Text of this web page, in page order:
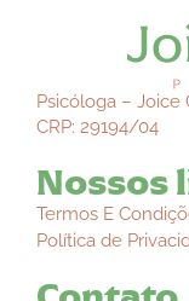
Psicóloga – Joice
CRP: 29194/04
Nossos
Termos E
Política de